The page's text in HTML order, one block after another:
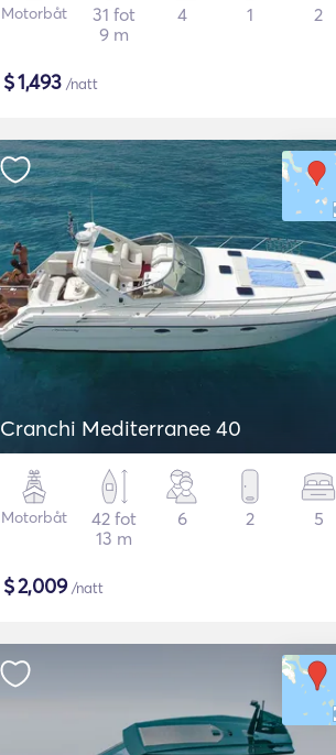
Motorbåt
31 fot
9 m
4 1 2
$1,493 /natt
Cranchi Mediterranee 40
Motorbåt
42 fot
13 m
6 2 5
$2,009/natt